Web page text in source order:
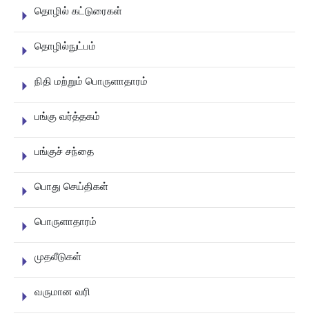
தொழில் கட்டுரைகள்
தொழில்நுட்பம்
நிதி மற்றும் பொருளாதாரம்
பங்கு வர்த்தகம்
பங்குச் சந்தை
பொது செய்திகள்
பொருளாதாரம்
முதலீடுகள்
வருமான வரி